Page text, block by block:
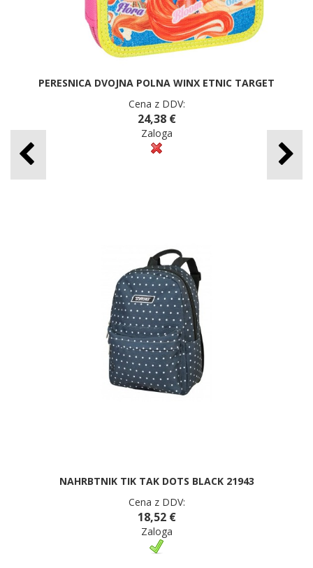
PERESNICA DVOJNA POLNA WINX ETNIC TARGET
Cena z DDV:
24,38 €
Zaloga
NAHRBTNIK TIK TAK DOTS BLACK 21943
Cena z DDV:
18,52 €
Zaloga